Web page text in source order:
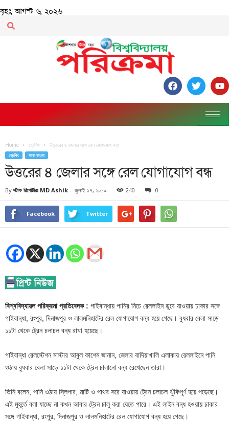
বৃহঃ, আগস্ট ৬, ২০২৬
Home ব্রেকিং উত্তরের ৪ জেলার সঙ্গে রেল যোগাযোগ বন্ধ
ব্রেকিং সারা বাংলা
উত্তরের ৪ জেলার সঙ্গে রেল যোগাযোগ বন্ধ
By স্টাফ রিপোর্টারঃ MD Ashik - জুলাই ১৭, ২০১৯ 240 0
Facebook Twitter
বিশ্ববিদ্যায়ল পরিক্রমা প্রতিবেদক : গাইবান্ধায় পানির নিচে রেললাইন ডুবে যাওয়ায় ঢাকার সঙ্গে
গাইবান্ধা, রংপুর, দিনাজপুর ও লালমনিহাটের রেল যোগাযোগ বন্ধ হয়ে গেছে। বুধবার বেলা সাড়ে
১১টা থেকে ট্রেন চলাচল বন্ধ রাখা হয়েছে।
গাইবান্ধা রেলস্টেশন মাস্টার আবুল কাশেম জানান, জেলার বাদিয়াখালি এলাকায় রেললাইনে পানি
ওঠায় বুধবার বেলা সাড়ে ১১টা থেকে ট্রেন চালানো বন্ধ রেখেছেন তারা।
তিনি বলেন, পানি ওঠায় স্লিপার, মাটি ও পাথর সরে যাওয়ায় ট্রেন চলাচল ঝুঁকিপূর্ণ হয়ে পড়েছে।
এই মুহূর্তে বলা যাচ্ছে না কখন আবার ট্রেন চালু করা যেতে পারে। এই লাইন বন্ধ হওয়ায় ঢাকার
সঙ্গে গাইবান্ধা, রংপুর, দিনাজপুর ও লালমনিহাটের রেল যোগাযোগ বন্ধ হয়ে গেছে।